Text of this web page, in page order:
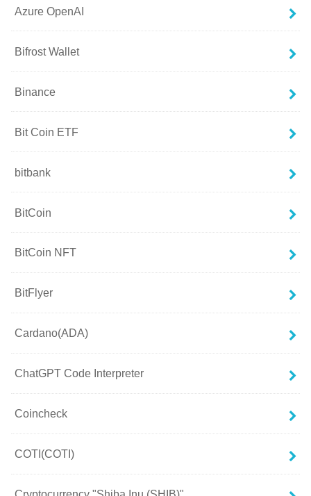
Azure OpenAI
Bifrost Wallet
Binance
Bit Coin ETF
bitbank
BitCoin
BitCoin NFT
BitFlyer
Cardano(ADA)
ChatGPT Code Interpreter
Coincheck
COTI(COTI)